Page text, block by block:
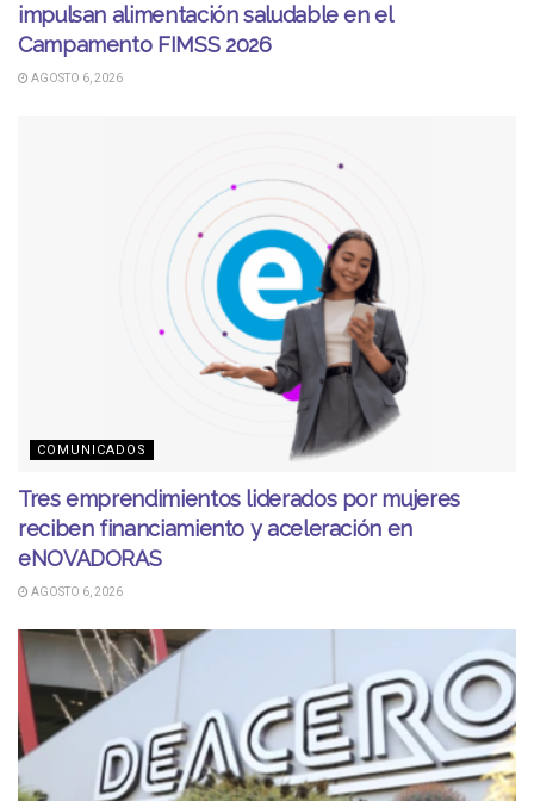
impulsan alimentación saludable en el
Campamento FIMSS 2026
AGOSTO 6, 2026
COMUNICADOS
Tres emprendimientos liderados por mujeres
reciben financiamiento y aceleración en
eNOVADORAS
AGOSTO 6, 2026